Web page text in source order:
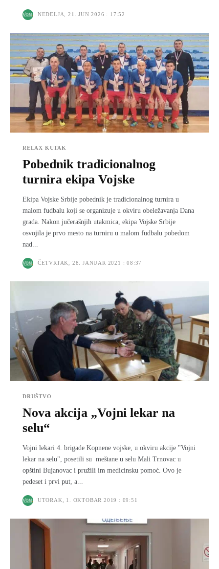
NEDELJA, 21. JUN 2026 : 17:52
RELAX KUTAK
Pobednik tradicionalnog
turnira ekipa Vojske
Ekipa Vojske Srbije pobednik je tradicionalnog turnira u
malom fudbalu koji se organizuje u okviru obeležavanja Dana
grada. Nakon jučerašnjih utakmica, ekipa Vojske Srbije
osvojila je prvo mesto na turniru u malom fudbalu pobedom
nad...
ČETVRTAK, 28. JANUAR 2021 : 08:37
DRUŠTVO
Nova akcija „Vojni lekar na
selu“
Vojni lekari 4. brigade Kopnene vojske, u okviru akcije "Vojni
lekar na selu", posetili su meštane u selu Mali Trnovac u
opštini Bujanovac i pružili im medicinsku pomoć. Ovo je
pedeset i prvi put, a...
UTORAK, 1. OKTOBAR 2019 : 09:51